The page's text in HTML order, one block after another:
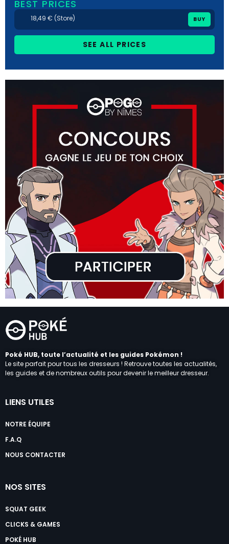
BEST PRICES
18,49 € (Store) BUY
SEE ALL PRICES
Poké HUB, toute l’actualité et les guides Pokémon !
Le site parfait pour tous les dresseurs ! Retrouve toutes les actualités,
les guides et de nombreux outils pour devenir le meilleur dresseur.
LIENS UTILES
NOTRE ÉQUIPE
F.A.Q
NOUS CONTACTER
NOS SITES
SQUAT GEEK
CLICKS & GAMES
POKÉ HUB